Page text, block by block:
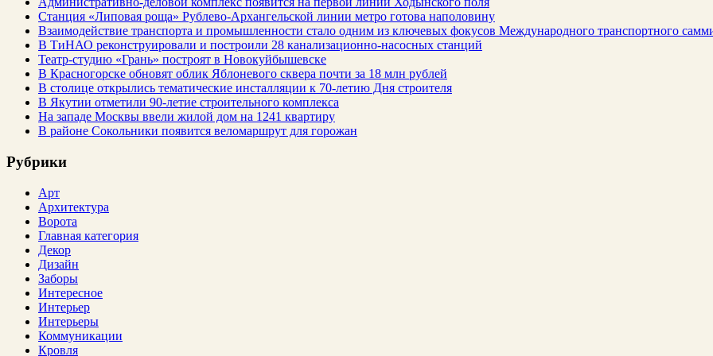
Станция «Липовая роща» Рублево-Архангельской линии метро готова наполовину
Взаимодействие транспорта и промышленности стало одним из ключевых фокусов Международного транспортного
В ТиНАО реконструировали и построили 28 канализационно-насосных станций
Театр-студию «Грань» построят в Новокуйбышевске
В Красногорске обновят облик Яблоневого сквера почти за 18 млн рублей
В столице открылись тематические инсталляции к 70-летию Дня строителя
В Якутии отметили 90-летие строительного комплекса
На западе Москвы ввели жилой дом на 1241 квартиру
В районе Сокольники появится веломаршрут для горожан
Рубрики
Арт
Архитектура
Ворота
Главная категория
Декор
Дизайн
Заборы
Интересное
Интерьер
Интерьеры
Коммуникации
Кровля